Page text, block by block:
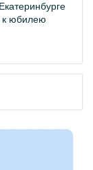
к юбилею